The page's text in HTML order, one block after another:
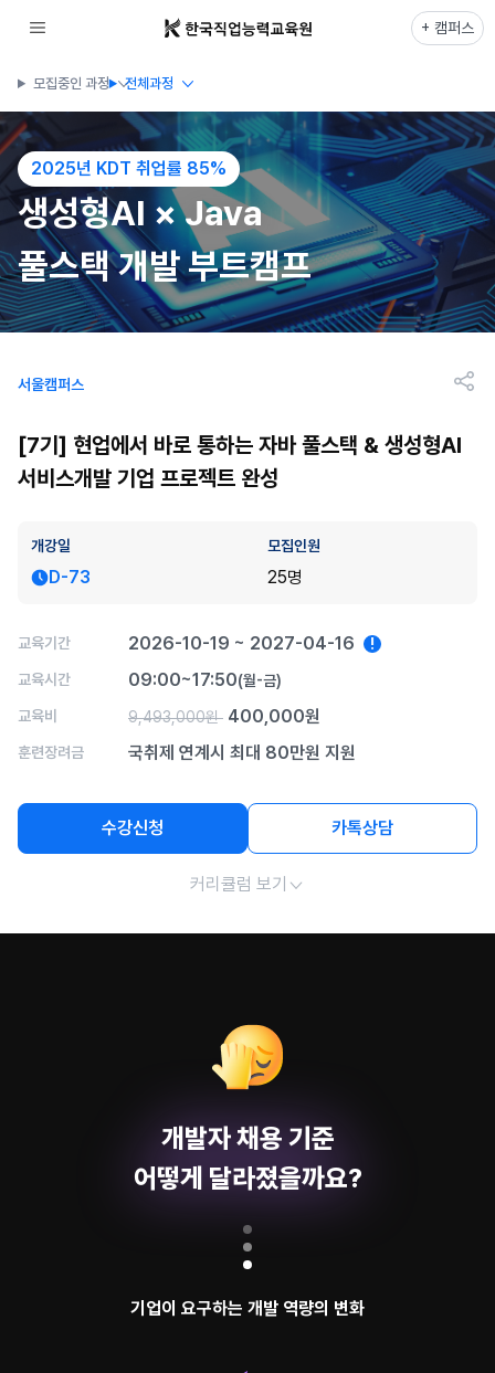
+ 캠퍼스
모집중인 과정 전체과정
2025년 KDT 취업률 85%
생성형AI × Java
풀스택 개발 부트캠프
서울캠퍼스
[7기] 현업에서 바로 통하는 자바 풀스택 & 생성형AI
서비스개발 기업 프로젝트 완성
개강일
D-73
모집인원
25명
교육기간 2026-10-19 ~ 2027-04-16
!
교육시간
09:00~17:50(월-금)
교육비
9,493,000원 400,000원
훈련장려금 국취제 연계시 최대 80만원 지원
수강신청 카톡상담
커리큘럼 보기
개발자 채용 기준
어떻게 달라졌을까요?
기업이 요구하는 개발 역량의 변화